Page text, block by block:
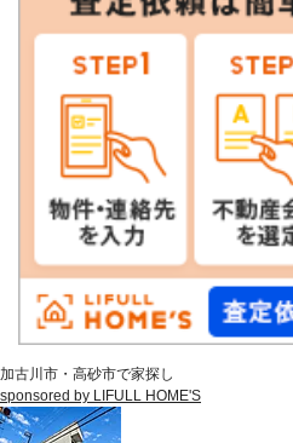
加古川市・高砂市で家探し
sponsored by LIFULL HOME'S